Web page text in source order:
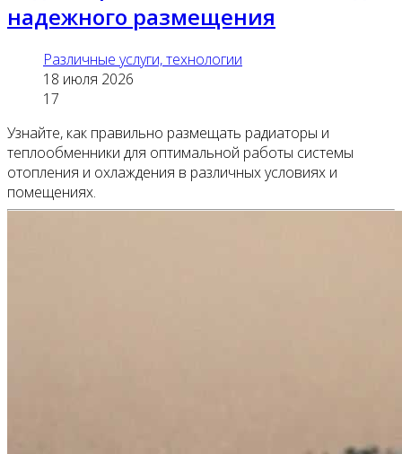
надежного размещения
Различные услуги, технологии
18 июля 2026
17
Узнайте, как правильно размещать радиаторы и
теплообменники для оптимальной работы системы
отопления и охлаждения в различных условиях и
помещениях.